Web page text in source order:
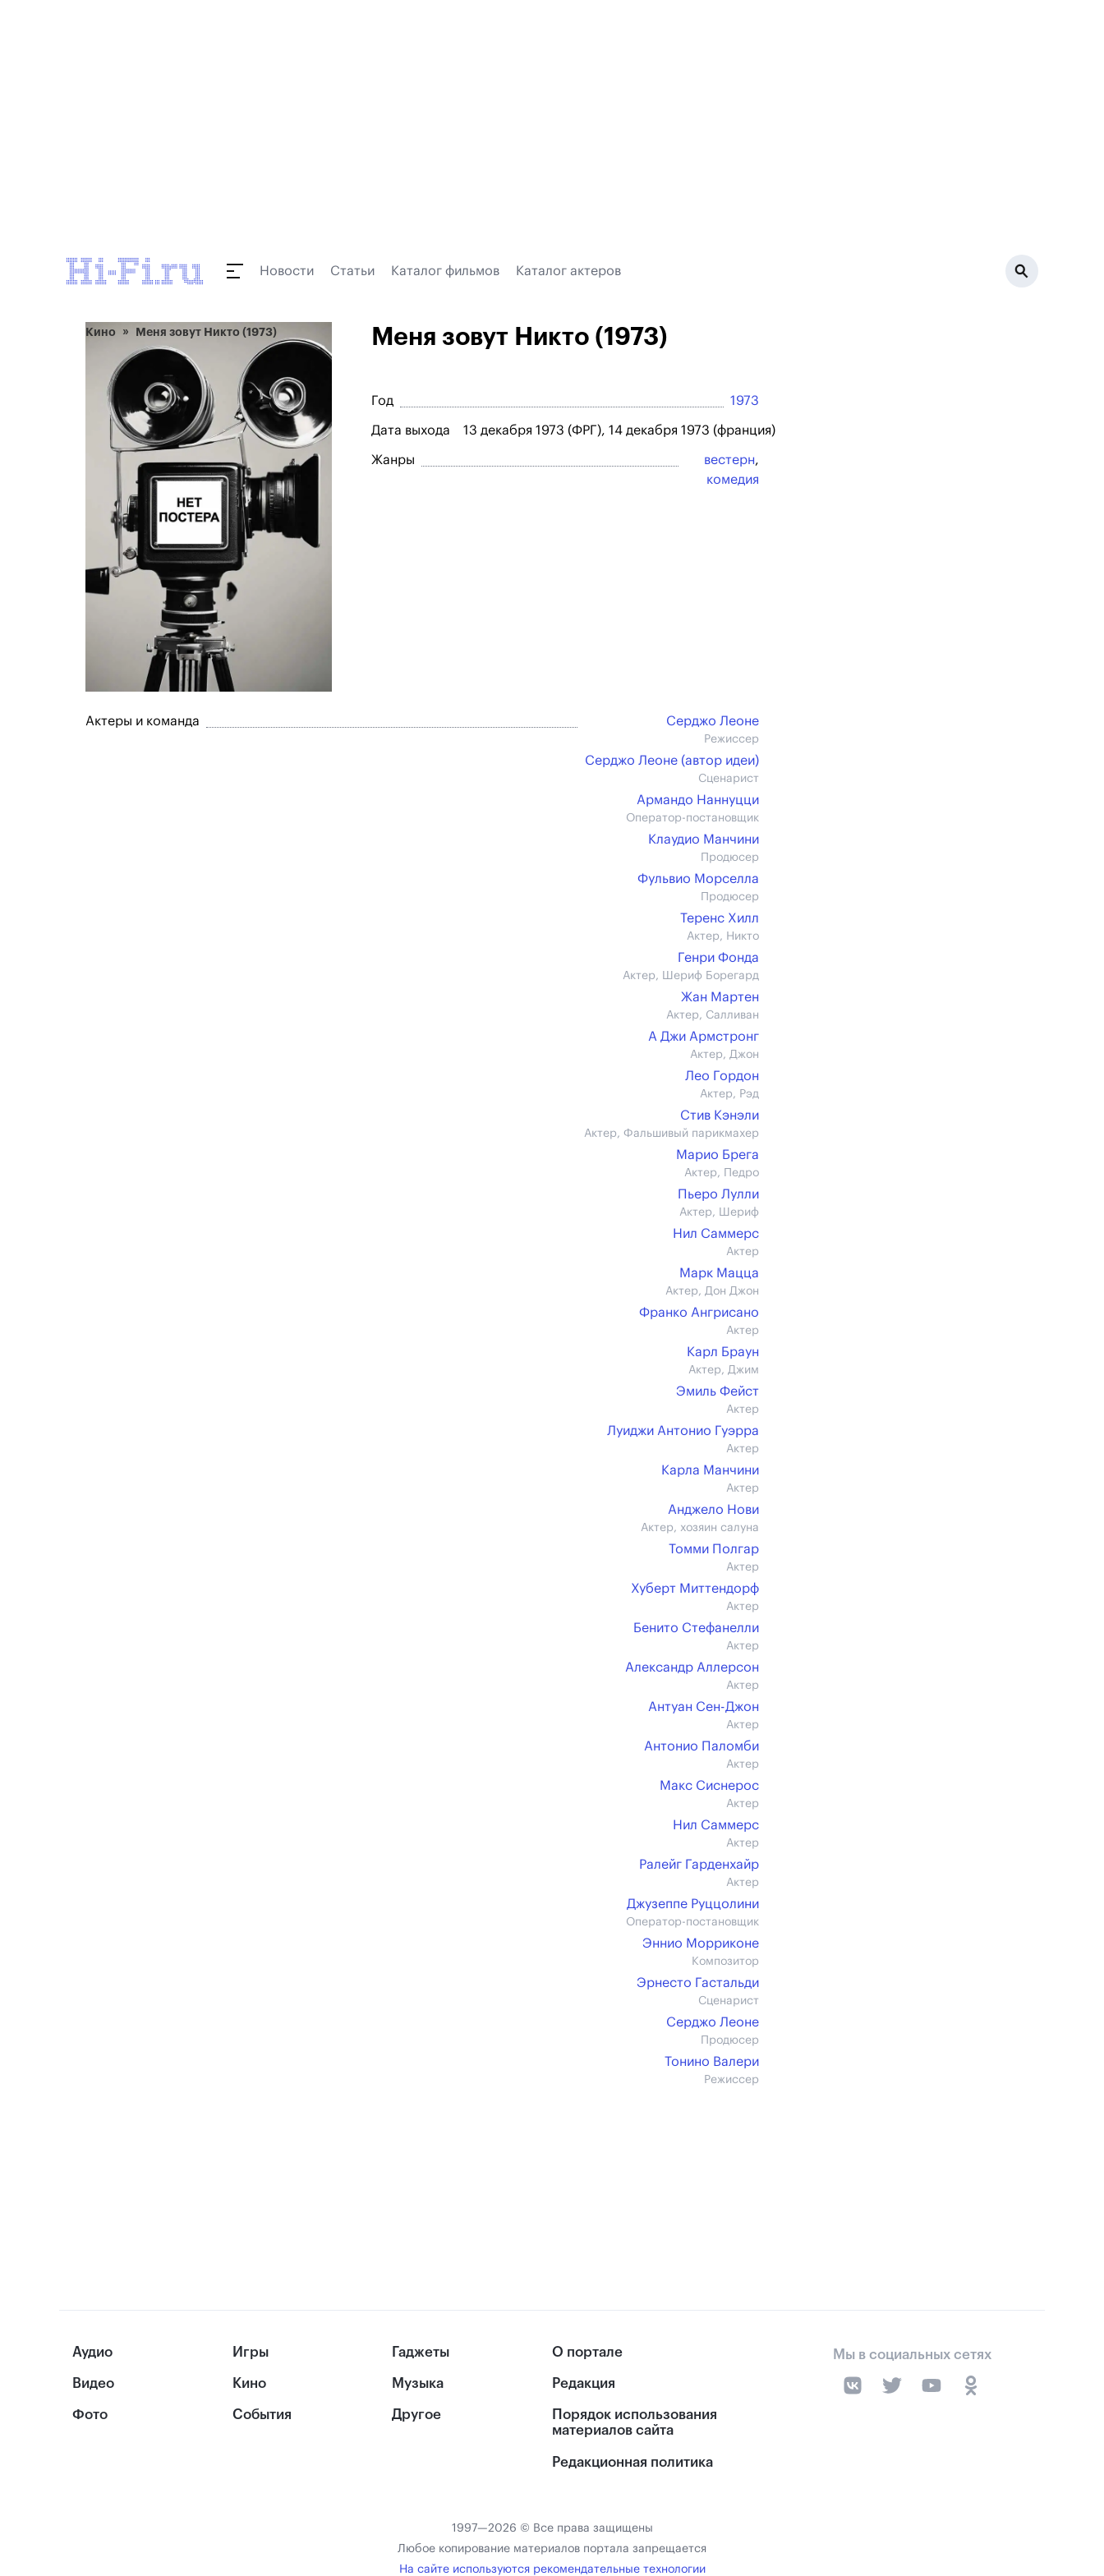
Новости Статьи Каталог фильмов Каталог актеров
Кино Меня зовут Никто (1973) Меня зовут Никто (1973)
Год 1973
Дата выхода 13 декабря 1973 (ФРГ), 14 декабря 1973 (франция)
Жанры вестерн,
комедия
Актеры и команда Серджо Леоне
Режиссер
Серджо Леоне (автор идеи)
Сценарист
Армандо Наннуцци
Оператор-постановщик
Клаудио Манчини
Продюсер
Фульвио Морселла
Продюсер
Теренс Хилл
Актер, Никто
Генри Фонда
Актер, Шериф Борегард
Жан Мартен
Актер, Салливан
А Джи Армстронг
Актер, Джон
Лео Гордон
Актер, Рэд
Стив Кэнэли
Актер, Фальшивый парикмахер
Марио Брега
Актер, Педро
Пьеро Лулли
Актер, Шериф
Нил Саммерс
Актер
Марк Мацца
Актер, Дон Джон
Франко Ангрисано
Актер
Карл Браун
Актер, Джим
Эмиль Фейст
Актер
Луиджи Антонио Гуэрра
Актер
Карла Манчини
Актер
Анджело Нови
Актер, хозяин салуна
Томми Полгар
Актер
Хуберт Миттендорф
Актер
Бенито Стефанелли
Актер
Александр Аллерсон
Актер
Антуан Сен-Джон
Актер
Антонио Паломби
Актер
Макс Сиснерос
Актер
Нил Саммерс
Актер
Ралейг Гарденхайр
Актер
Джузеппе Руццолини
Оператор-постановщик
Эннио Морриконе
Композитор
Эрнесто Гастальди
Сценарист
Серджо Леоне
Продюсер
Тонино Валери
Режиссер
Аудио
Видео
Фото
Игры
Кино
События
Гаджеты
Музыка
Другое
О портале
Редакция
Порядок использования
материалов сайта
Редакционная политика
Мы в социальных сетях
1997—2026 © Все права защищены
Любое копирование материалов портала запрещается
На сайте используются рекомендательные технологии